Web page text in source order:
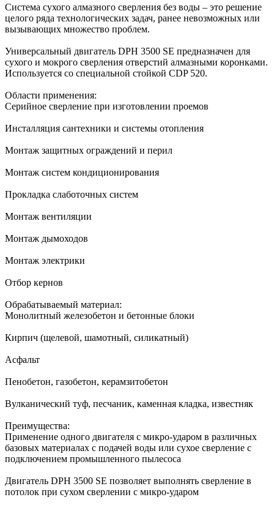
Система сухого алмазного сверления без воды – это решение
целого ряда технологических задач, ранее невозможных или
вызывающих множество проблем.
Универсальный двигатель DPH 3500 SE предназначен для
сухого и мокрого сверления отверстий алмазными коронками.
Используется со специальной стойкой CDP 520.
Области применения:
Серийное сверление при изготовлении проемов
Инсталляция сантехники и системы отопления
Монтаж защитных ограждений и перил
Монтаж систем кондиционирования
Прокладка слаботочных систем
Монтаж вентиляции
Монтаж дымоходов
Монтаж электрики
Отбор кернов
Обрабатываемый материал:
Монолитный железобетон и бетонные блоки
Кирпич (щелевой, шамотный, силикатный)
Асфальт
Пенобетон, газобетон, керамзитобетон
Вулканический туф, песчаник, каменная кладка, известняк
Преимущества:
Применение одного двигателя с микро-ударом в различных
базовых материалах с подачей воды или сухое сверление с
подключением промышленного пылесоса
Двигатель DPH 3500 SE позволяет выполнять сверление в
потолок при сухом сверлении с микро-ударом